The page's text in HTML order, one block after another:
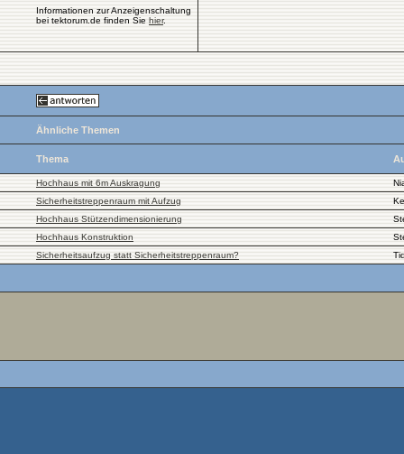
Informationen zur Anzeigenschaltung
bei tektorum.de finden Sie hier.
Ähnliche Themen
Thema
Hochhaus mit 6m Auskragung
Sicherheitstreppenraum mit Aufzug
Hochhaus Stützendimensionierung
Hochhaus Konstruktion
Sicherheitsaufzug statt Sicherheitstreppenraum?